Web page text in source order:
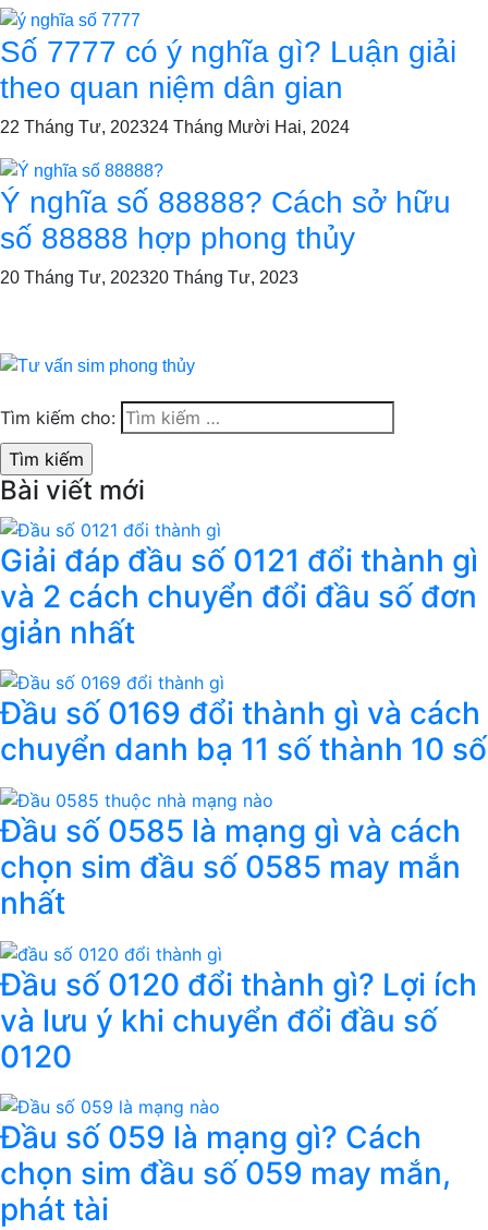
Số 7777 có ý nghĩa gì? Luận giải
theo quan niệm dân gian
22 Tháng Tư, 202324 Tháng Mười Hai, 2024
Ý nghĩa số 88888? Cách sở hữu
số 88888 hợp phong thủy
20 Tháng Tư, 202320 Tháng Tư, 2023
Tìm kiếm cho:
Bài viết mới
Giải đáp đầu số 0121 đổi thành gì
và 2 cách chuyển đổi đầu số đơn
giản nhất
Đầu số 0169 đổi thành gì và cách
chuyển danh bạ 11 số thành 10 số
Đầu số 0585 là mạng gì và cách
chọn sim đầu số 0585 may mắn
nhất
Đầu số 0120 đổi thành gì? Lợi ích
và lưu ý khi chuyển đổi đầu số
0120
Đầu số 059 là mạng gì? Cách
chọn sim đầu số 059 may mắn,
phát tài